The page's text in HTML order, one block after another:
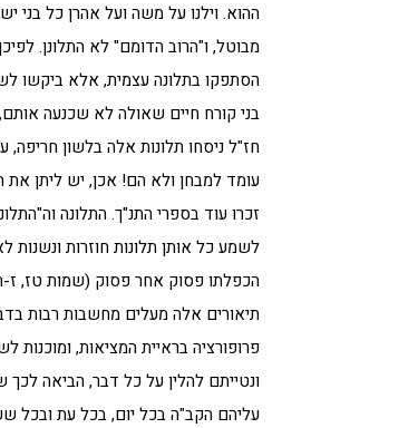
ההוא. וילנו על משה ועל אהרן כל
מבוטל, ו"הרוב הדומם" לא התלונן.
הסתפקו בתלונה עצמית, אלא ביקשו
בני קורח חיים שאולה לא שכנעה
חז"ל ניסחו תלונות אלה בלשון
עומד למבחן ולא הם! אכן, יש ליתן
זכרו עוד בספרי התנ"ך. התלונה
לשמע כל אותן תלונות חוזרות ונשנות
הכפלתו פסוק אחר פסוק (שמות טז, ז-ח):
תיאורים אלה מעלים מחשבות רבות
פרופורציה בראיית המציאות,
ונטייתם להלין על כל דבר, הביאה
עליהם הקב"ה בכל יום, בכל עת ובכל